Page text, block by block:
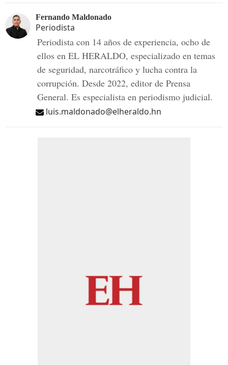
Fernando Maldonado
Periodista
Periodista con 14 años de experiencia, ocho de
ellos en EL HERALDO, especializado en temas
de seguridad, narcotráfico y lucha contra la
corrupción. Desde 2022, editor de Prensa
General. Es especialista en periodismo judicial.
luis.maldonado@elheraldo.hn